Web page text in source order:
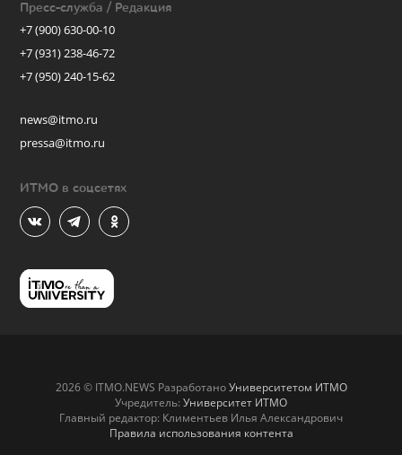
Пресс-служба / Редакция
+7 (900) 630-00-10
+7 (931) 238-46-72
+7 (950) 240-15-62
news@itmo.ru
pressa@itmo.ru
ИТМО в соцсетях
2026 © ITMO.NEWS РазработаноУниверситетом ИТМО
Учредитель: Университет ИТМО
Главный редактор: Климентьев Илья Александрович
Правила использования контента